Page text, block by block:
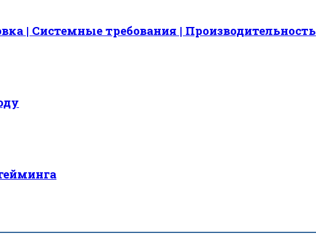
| Системные требования | Производительность